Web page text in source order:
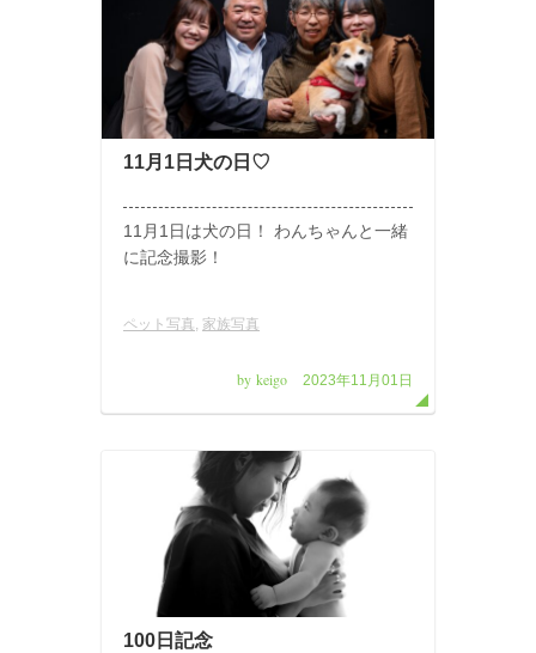
11月1日犬の日♡
11月1日は犬の日！ わんちゃんと一緒
に記念撮影！
ペット写真, 家族写真
by keigo 2023年11月01日
100日記念